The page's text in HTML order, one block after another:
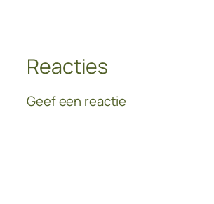
Reacties
Geef een reactie